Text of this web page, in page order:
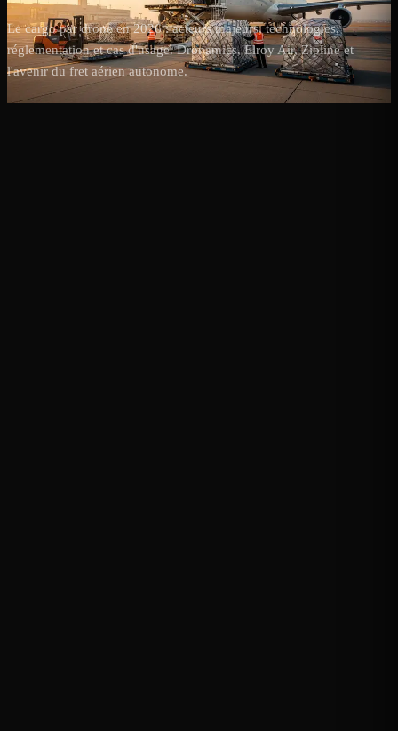
Le cargo par drone en 2026 : acteurs majeurs, technologies,
réglementation et cas d'usage. Dronamics, Elroy Air, Zipline et
l'avenir du fret aérien autonome.